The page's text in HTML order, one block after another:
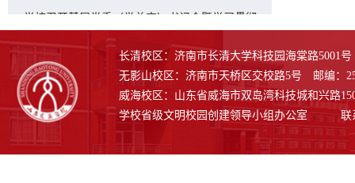
新征程”主题活动
学校召开基层党委（党总支）书记会暨学习贯彻
习近平新时代中国特色社会主义思想主题教育推
进会
学校党委学习贯彻习近平新时代中国特色社会主
义思想主题教育领导小组（扩大）会议召开
长清校区：济南市长清大学科技园海棠路5001号
无影山校区：济南市天桥区交校路5号 邮编：
威海校区：山东省威海市双岛湾科技城和兴路
学校省级文明校园创建领导小组办公室 联系